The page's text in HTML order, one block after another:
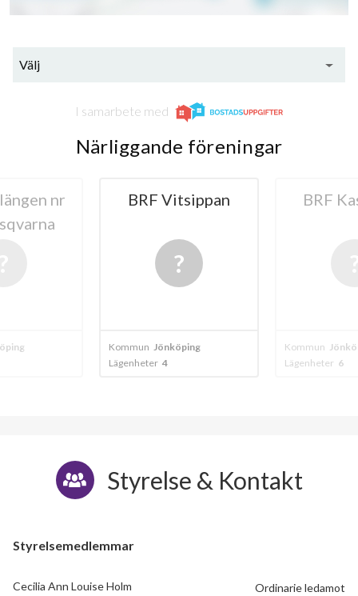
Välj
I samarbete med
Närliggande föreningar
nr
BRF Vitsippan
Kommun Jönköping
Lägenheter 4
BRF
Kommun
Lägenheter 6
Styrelse & Kontakt
Styrelsemedlemmar
Cecilia Ann Louise Holm Ordinarie ledamot